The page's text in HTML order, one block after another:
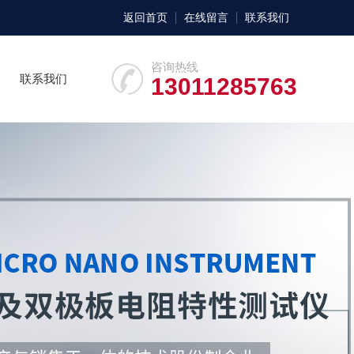
返回首页 在线留言 联系我们
咨询热线
13011285763
联系我们